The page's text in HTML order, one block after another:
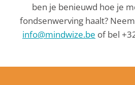
ben je benieuwd hoe je
fondsenwerving haalt?
info@mindwize.be of bel